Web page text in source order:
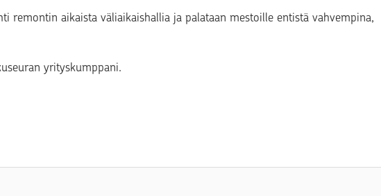
remontin aikaista väliaikaishallia ja palataan mestoille entistä vahvempina,
yrityskumppani.